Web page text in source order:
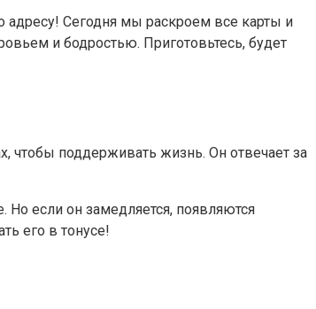
адресу! Сегодня мы раскроем все карты и
и бодростью. Приготовьтесь, будет
чтобы поддерживать жизнь. Он отвечает за
если он замедляется, появляются
его в тонусе!